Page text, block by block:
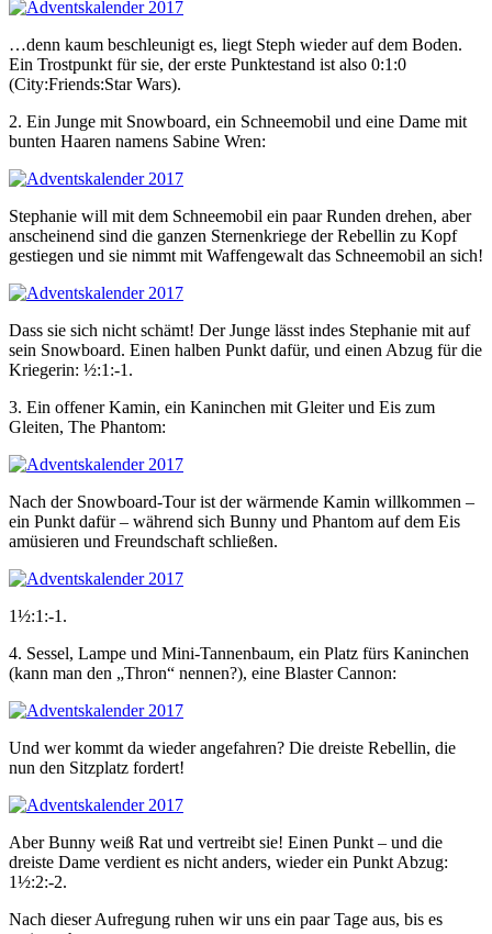
…denn kaum beschleunigt es, liegt Steph wieder auf dem Boden.
Ein Trostpunkt für sie, der erste Punktestand ist also 0:1:0
(City:Friends:Star Wars).
2. Ein Junge mit Snowboard, ein Schneemobil und eine Dame mit
bunten Haaren namens Sabine Wren:
Stephanie will mit dem Schneemobil ein paar Runden drehen, aber
anscheinend sind die ganzen Sternenkriege der Rebellin zu Kopf
gestiegen und sie nimmt mit Waffengewalt das Schneemobil an sich!
Dass sie sich nicht schämt! Der Junge lässt indes Stephanie mit auf
sein Snowboard. Einen halben Punkt dafür, und einen Abzug für die
Kriegerin: ½:1:-1.
3. Ein offener Kamin, ein Kaninchen mit Gleiter und Eis zum
Gleiten, The Phantom:
Nach der Snowboard-Tour ist der wärmende Kamin willkommen –
ein Punkt dafür – während sich Bunny und Phantom auf dem Eis
amüsieren und Freundschaft schließen.
1½:1:-1.
4. Sessel, Lampe und Mini-Tannenbaum, ein Platz fürs Kaninchen
(kann man den „Thron“ nennen?), eine Blaster Cannon:
Und wer kommt da wieder angefahren? Die dreiste Rebellin, die
nun den Sitzplatz fordert!
Aber Bunny weiß Rat und vertreibt sie! Einen Punkt – und die
dreiste Dame verdient es nicht anders, wieder ein Punkt Abzug:
1½:2:-2.
Nach dieser Aufregung ruhen wir uns ein paar Tage aus, bis es